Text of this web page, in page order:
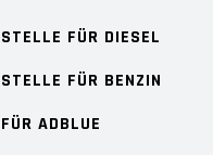
FÜR DIESEL
FÜR BENZIN
ADBLUE